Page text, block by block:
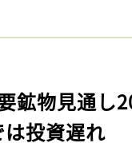
鉱物見通
投資遅れ